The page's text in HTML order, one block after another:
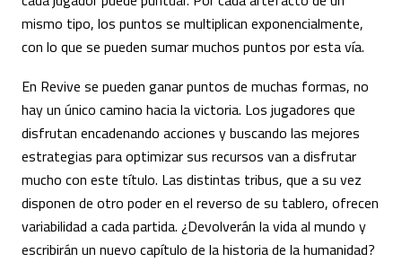
mismo tipo, los puntos se multiplican exponencialmente,
con lo que se pueden sumar muchos puntos por esta vía.
En Revive se pueden ganar puntos de muchas formas, no
hay un único camino hacia la victoria. Los jugadores que
disfrutan encadenando acciones y buscando las mejores
estrategias para optimizar sus recursos van a disfrutar
mucho con este título. Las distintas tribus, que a su vez
disponen de otro poder en el reverso de su tablero, ofrecen
variabilidad a cada partida. ¿Devolverán la vida al mundo y
escribirán un nuevo capítulo de la historia de la humanidad?